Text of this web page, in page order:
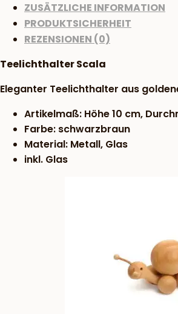
ZUSÄTZLICHE INFORMATION
PRODUKTSICHERHEIT
REZENSIONEN (0)
Teelichthalter Scala
Eleganter Teelichthalter aus
Artikelmaß: Höhe 10 cm,
Farbe: schwarzbraun
Material: Metall, Glas
inkl. Glas